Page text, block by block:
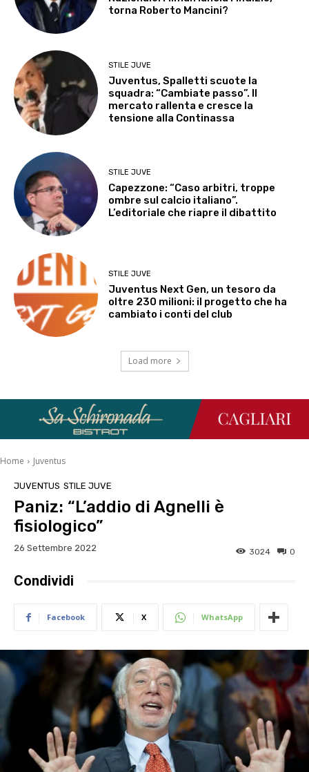
torna Roberto Mancini?
STILE JUVE
Juventus, Spalletti scuote la
squadra: “Cambiate passo”. Il
mercato rallenta e cresce la
tensione alla Continassa
STILE JUVE
Capezzone: “Caso arbitri, troppe
ombre sul calcio italiano”.
L’editoriale che riapre il dibattito
STILE JUVE
Juventus Next Gen, un tesoro da
oltre 230 milioni: il progetto che ha
cambiato i conti del club
Load more